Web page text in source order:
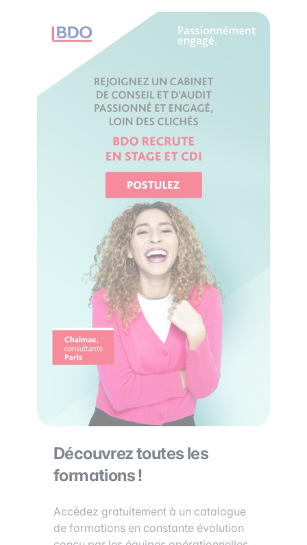
Découvrez toutes les
formations !
Accédez gratuitement à un catalogue
de formations en constante évolution